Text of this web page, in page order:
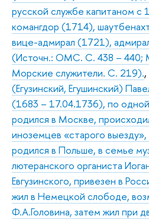
русской службе капитаном с
комангдор (1714),
вице-адмирал (1721),
(Источн.: ОМС. С. 438 – 440;
Морские служители. С. 219).,
(Егузинский, Егушинский)
(1683 – 17.04.1736), по
родился в Москве,
иноземцев «старого
родился в Польше, в семье
лютеранского органиста
Евгузинского, привезен в
жил в Немецкой слободе,
Ф.А.Головина, затем жил при